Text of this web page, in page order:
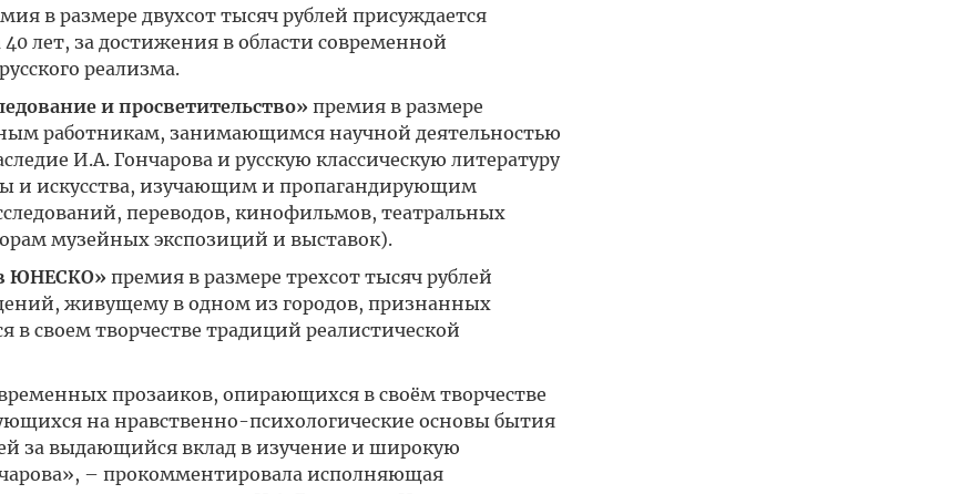
в размере двухсот тысяч рублей присуждается
лет, за достижения в области современной
реализма.
и просветительство» премия в размере
работникам, занимающимся научной деятельностью
И.А. Гончарова и русскую классическую литературу
и искусства, изучающим и пропагандирующим
переводов, кинофильмов, театральных
музейных экспозиций и выставок).
ЮНЕСКО» премия в размере трехсот тысяч рублей
живущему в одном из городов, признанных
своем творчестве традиций реалистической
прозаиков, опирающихся в своём творчестве
на нравственно-психологические основы бытия
за выдающийся вклад в изучение и широкую
– прокомментировала исполняющая